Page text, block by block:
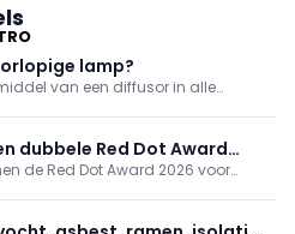
lamp?
van een diffusor in alle
dubbele Red Dot Award
de Red Dot Award 2026 voor
innovatie.